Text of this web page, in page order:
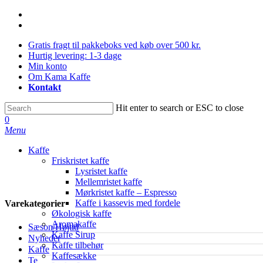
Skip
contentGratis fragt til pakkeboks ved køb over 500 kr.
Hurtig levering: 1-3 dage
Min konto
Om Kama Kaffe
Kontakt
Hit enter to search or ESC to close
Close
Search
0
Menu
Kaffe
Friskristet kaffe
Lysristet kaffe
Mellemristet kaffe
Mørkristet kaffe – Espresso
Kaffe i kassevis med fordele
Økologisk kaffe
Aromakaffe
Kaffe Sirup
Kaffe tilbehør
Kaffesække
Varekategorier
Sæson/Højtid
Nyheder
Kaffe
Te